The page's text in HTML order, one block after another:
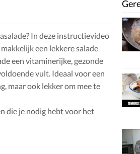
In deze instructievideo
een lekkere salade
een vitaminerijke, gezonde
vult. Ideaal voor een
maar ook lekker om mee te
die je nodig hebt voor het